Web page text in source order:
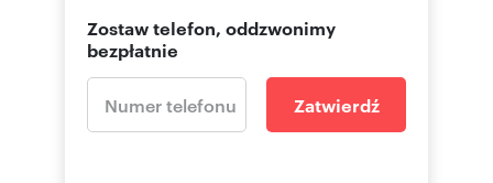
Zostaw telefon, oddzwonimy
bezpłatnie
Zatwierdź